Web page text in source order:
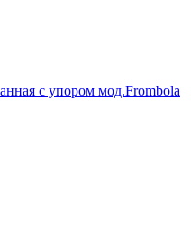
с упором мод.Frombola